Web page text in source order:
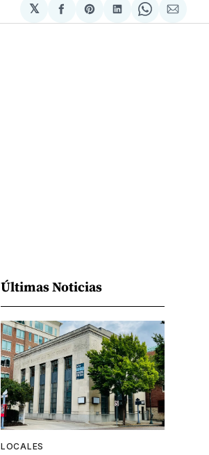
𝕏
Compartir
en
Share
on
Compartir
en
Share
on
via
Últimas Noticias
LOCALES